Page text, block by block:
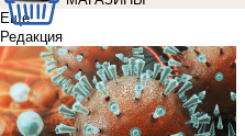
Еще
Редакция